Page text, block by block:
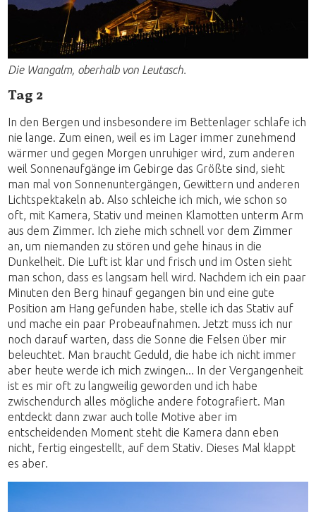
Die Wangalm, oberhalb von Leutasch.
Tag 2
In den Bergen und insbesondere im Bettenlager schlafe ich
nie lange. Zum einen, weil es im Lager immer zunehmend
wärmer und gegen Morgen unruhiger wird, zum anderen
weil Sonnenaufgänge im Gebirge das Größte sind, sieht
man mal von Sonnenuntergängen, Gewittern und anderen
Lichtspektakeln ab. Also schleiche ich mich, wie schon so
oft, mit Kamera, Stativ und meinen Klamotten unterm Arm
aus dem Zimmer. Ich ziehe mich schnell vor dem Zimmer
an, um niemanden zu stören und gehe hinaus in die
Dunkelheit. Die Luft ist klar und frisch und im Osten sieht
man schon, dass es langsam hell wird. Nachdem ich ein paar
Minuten den Berg hinauf gegangen bin und eine gute
Position am Hang gefunden habe, stelle ich das Stativ auf
und mache ein paar Probeaufnahmen. Jetzt muss ich nur
noch darauf warten, dass die Sonne die Felsen über mir
beleuchtet. Man braucht Geduld, die habe ich nicht immer
aber heute werde ich mich zwingen... In der Vergangenheit
ist es mir oft zu langweilig geworden und ich habe
zwischendurch alles mögliche andere fotografiert. Man
entdeckt dann zwar auch tolle Motive aber im
entscheidenden Moment steht die Kamera dann eben
nicht, fertig eingestellt, auf dem Stativ. Dieses Mal klappt
es aber.